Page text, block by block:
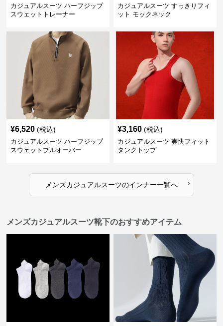
カジュアルスーツ ハーフジップ
スウェットトレーナー
カジュアルスーツ すっきりフィ
ット モックネック
¥6,520 (税込)
カジュアルスーツ ハーフジップ
スウェットプルオーバー
¥3,160 (税込)
カジュアルスーツ 爽快フィット
タンクトップ
メンズカジュアルスーツのインナー一覧へ ›
メンズカジュアルスーツ靴下のおすすめアイテム